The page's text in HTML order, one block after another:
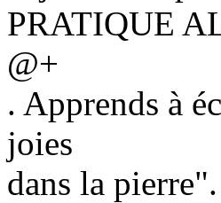
PRATIQUE
@+
. Apprends à
joies
dans la pierre".